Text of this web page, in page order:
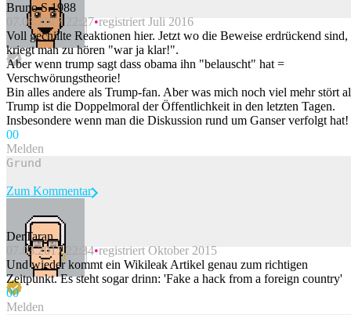
Beitrag melden
Bruno S.1988
07.03.2017 22:27 registriert Juli 2016
Voll gechillte Reaktionen hier. Jetzt wo die Beweise erdrückend sind,
kriegt man zu hören "war ja klar!".
Aber wenn trump sagt dass obama ihn "belauscht" hat =
Verschwörungstheorie!
Bin alles andere als Trump-fan. Aber was mich noch viel mehr stört
Trump ist die Doppelmoral der Öffentlichkeit in den letzten Tagen.
Insbesondere wenn man die Diskussion rund um Ganser verfolgt hat!
00
Melden
Beitrag melden
Zum Kommentar
DerTaran
07.03.2017 22:34 registriert Oktober 2015
Und wieder kommt ein Wikileak Artikel genau zum richtigen
Zeitpunkt. Es steht sogar drinn: 'Fake a hack from a foreign country'
00
Melden